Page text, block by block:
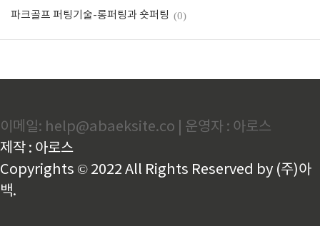
파크골프 퍼팅기술-롱퍼팅과 숏퍼팅 (0)
이메일: help@abaeksite.co | 운영자 : 아로스
제작 : 아로스
Copyrights © 2022 All Rights Reserved by (주)아
백.